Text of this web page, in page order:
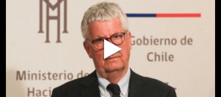
Play
Video